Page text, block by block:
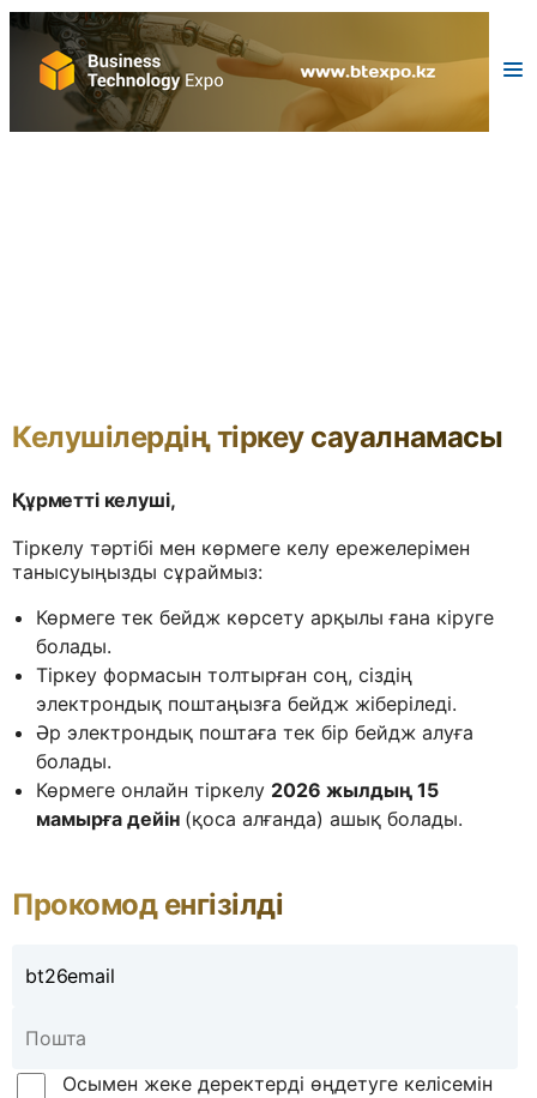
Келушілердің тіркеу сауалнамасы
Құрметті келуші,
Тіркелу тәртібі мен көрмеге келу ережелерімен
танысуыңызды сұраймыз:
Көрмеге тек бейдж көрсету арқылы ғана кіруге
болады.
Тіркеу формасын толтырған соң, сіздің
электрондық поштаңызға бейдж жіберіледі.
Әр электрондық поштаға тек бір бейдж алуға
болады.
Көрмеге онлайн тіркелу 2026 жылдың 15
мамырға дейін (қоса алғанда) ашық болады.
Прокомод eнгізілді
Осымен жеке деректерді өңдетуге келісемін